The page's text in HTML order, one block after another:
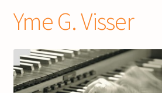
nieuws
Yme G. Visser